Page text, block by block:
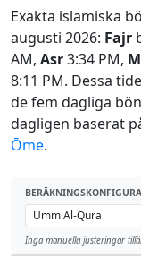
Exakta islamiska
augusti 2026: Fajr
AM, Asr3:34 PM,
8:11 PM. Dessa
de fem dagliga
dagligen baserat
Ōme.
Inga manuella justeringar